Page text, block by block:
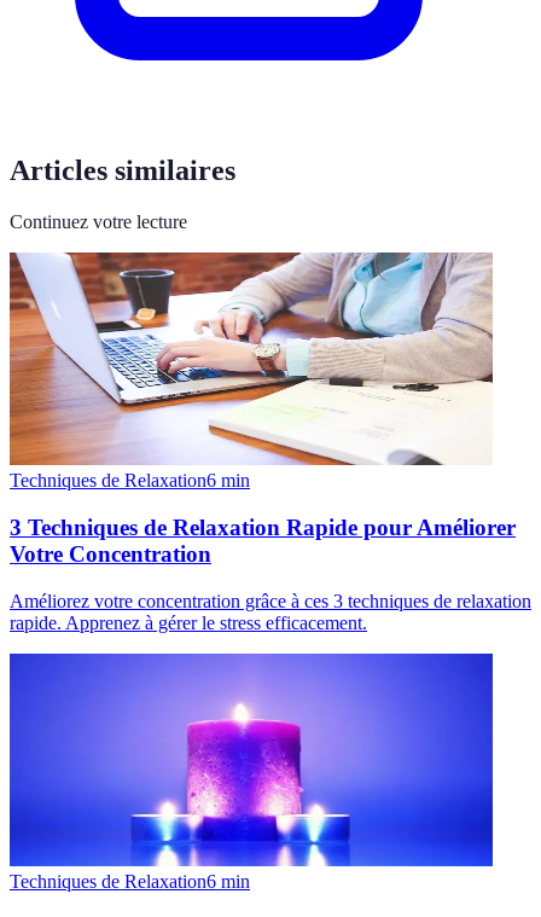
Articles similaires
Continuez votre lecture
Techniques de Relaxation6 min
3 Techniques de Relaxation Rapide pour Améliorer
Votre Concentration
Améliorez votre concentration grâce à ces 3 techniques de relaxation
rapide. Apprenez à gérer le stress efficacement.
Techniques de Relaxation6 min